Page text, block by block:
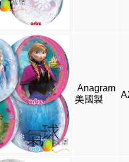
Anagram
美國製